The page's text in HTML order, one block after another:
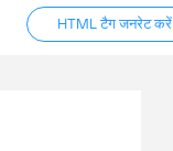
HTML टैग जनरेट करें